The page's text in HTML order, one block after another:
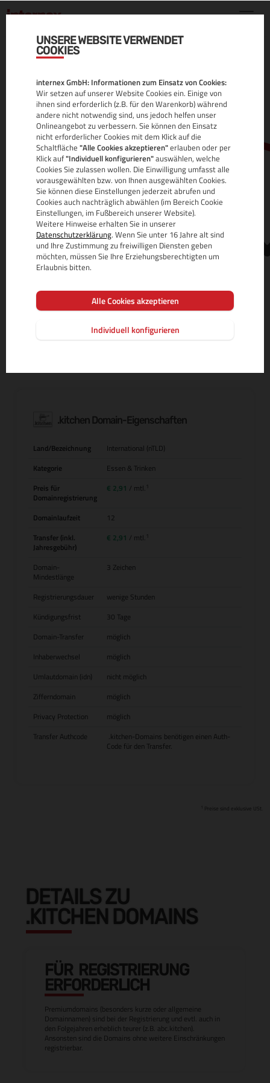
UNSERE WEBSITE VERWENDET
COOKIES
internex GmbH: Informationen zum Einsatz von Cookies:
Wir setzen auf unserer Website Cookies ein. Einige von
ihnen sind erforderlich (z.B. für den Warenkorb) während
andere nicht notwendig sind, uns jedoch helfen unser
Onlineangebot zu verbessern. Sie können den Einsatz
nicht erforderlicher Cookies mit dem Klick auf die
Schaltfläche "Alle Cookies akzeptieren"erlauben oder per
Klick auf"Individuell konfigurieren"auswählen, welche
Cookies Sie zulassen wollen. Die Einwilligung umfasst alle
vorausgewählten bzw. von Ihnen ausgewählten Cookies.
Sie können diese Einstellungen jederzeit abrufen und
Cookies auch nachträglich abwählen (im Bereich Cookie
Einstellungen, im Fußbereich unserer Website).
Weitere Hinweise erhalten Sie in unserer
Datenschutzerklärung. Wenn Sie unter 16 Jahre alt sind
und Ihre Zustimmung zu freiwilligen Diensten geben
möchten, müssen Sie Ihre Erziehungsberechtigten um
Erlaubnis bitten.
Alle Cookies akzeptieren
Individuell konfigurieren
.KITCHEN DOMAIN
ALLE INFOS
MEHR INFOS ZUR DOMAIN-ENDUNG
.kitchen Domain-Eigenschaften
Land/Bezeichnung
International (nTLD)
Kategorie
Essen & Trinken
Preis für
Domainregistrierung
€ 2,91 / mtl.
Domainlaufzeit
12
Transfer (inkl.
Jahresgebühr)
€ 2,91 / mtl.
Domain-
Mindestlänge
3 Zeichen
Registrierungsdauer
wenige Stunden
Kündigungsfrist
30 Tage
Domain-Transfer
möglich
Inhaberwechsel
möglich
Umlautdomain (idn)
nicht möglich
Zifferndomain
möglich
Privacy Protection
möglich
Transfer Authcode
.kitchen-Domains benötigen einen Auth-
Code für den Transfer.
Preise sind exklusive USt.
DETAILS ZU
.KITCHEN DOMAINS
FÜR REGISTRIERUNG
ERFORDERLICH
Premiumdomains (besonders kurze oder allgemeine
Domainnamen) sind bei der Registrierung und evtl. auch in
den Folgejahren erheblich teurer (z.B. abc.kitchen).
Ansonsten sind die Domains ohne weitere Einschränkungen
registrierbar.